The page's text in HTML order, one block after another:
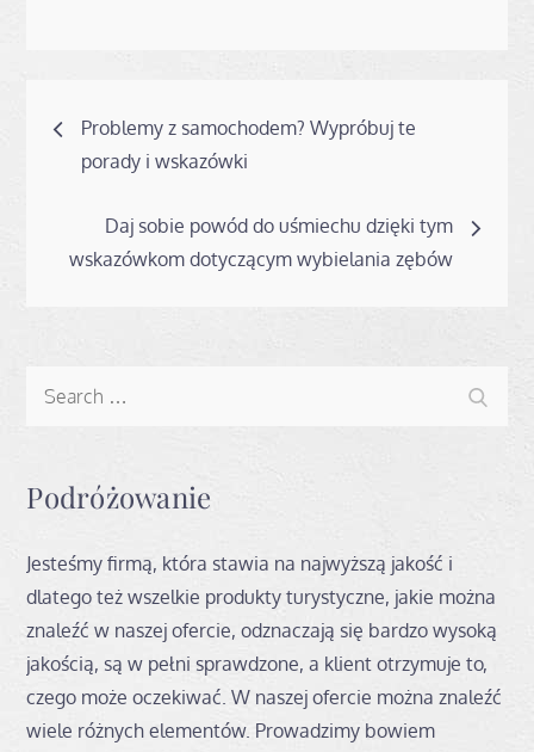
Nawigacja
wpisu
Problemy z samochodem? Wypróbuj te
porady i wskazówki
Daj sobie powód do uśmiechu dzięki tym
wskazówkom dotyczącym wybielania zębów
Podróżowanie
Jesteśmy firmą, która stawia na najwyższą jakość i
dlatego też wszelkie produkty turystyczne, jakie można
znaleźć w naszej ofercie, odznaczają się bardzo wysoką
jakością, są w pełni sprawdzone, a klient otrzymuje to,
czego może oczekiwać. W naszej ofercie można znaleźć
wiele różnych elementów. Prowadzimy bowiem